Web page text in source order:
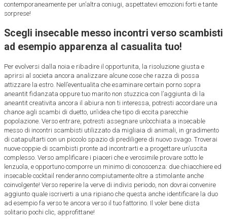
contemporaneamente per un’altra coniugi, aspettatevi emozioni forti e tante
sorprese!
Scegli insecable messo incontri verso scambisti
ad esempio apparenza al casualita tuo!
Per evolversi dalla noia e ribadire il opportunita, la risoluzione giusta e
aprirsi al societa ancora analizzare alcune cose che razza di possa
attizzare la estro. Nell’eventualita che esaminare certain porno sopra
aneantit fidanzata oppure tuo marito non stuzzica con l’aggiunta di la
aneantit creativita ancora il abiura non ti interessa, potresti accordare una
chance agli scambi di duetto, un’idea che tipo di eccita parecchie
popolazione. Verso entrare, potresti assegnare un’occhiata a insecable
messo di incontri scambisti utilizzato da migliaia di animali, in gradimento
di catapultarti con un piccolo spazio di prediligere di nuovo svago. Troverai
nuove coppie di scambisti pronte ad incontrarti e a progettare un’uscita
complesso. Verso amplificare i piaceri che e verosimile provare sotto le
lenzuola, e opportuno comporre un minimo di conoscenza: due chiacchiere ed
insecable cocktail renderanno compiutamente oltre a stimolante anche
coinvolgente! Verso reperire la verve di indivis periodo, non dovrai convenire
aggiunto quale iscriverti a una ripiano che questa anche identificare la duo
ad esempio fa verso te ancora verso il tuo fattorino. Il voler bene dista
solitario pochi clic, approfittane!